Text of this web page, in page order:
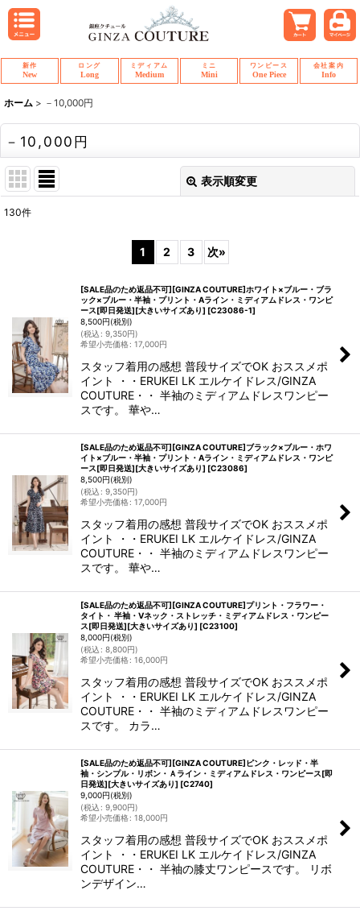
新作
New
ロング
Long
ミディアム
Medium
ミニ
Mini
ワンピース
One Piece
会社案内
Info
ホーム > －10,000円
－10,000円
表示順変更
絞り込む
130件
1 2 3 次»
[SALE品のため返品不可][GINZA COUTURE]ホワイト×ブルー・ブラ
ック×ブルー・半袖・プリント・Aライン・ミディアムドレス・ワンピ
ース[即日発送][大きいサイズあり] [C23086-1]
8,500円(税別)
(税込: 9,350円)
希望小売価格: 17,000円
スタッフ着用の感想 普段サイズでOK おススメポ
イント ・・ERUKEI LK エルケイドレス/GINZA
COUTURE・・ 半袖のミディアムドレスワンピー
スです。 華や…
[SALE品のため返品不可][GINZA COUTURE]ブラック×ブルー・ホワ
イト×ブルー・半袖・プリント・Aライン・ミディアムドレス・ワンピ
ース[即日発送][大きいサイズあり] [C23086]
8,500円(税別)
(税込: 9,350円)
希望小売価格: 17,000円
スタッフ着用の感想 普段サイズでOK おススメポ
イント ・・ERUKEI LK エルケイドレス/GINZA
COUTURE・・ 半袖のミディアムドレスワンピー
スです。 華や…
[SALE品のため返品不可][GINZA COUTURE]プリント・フラワー・
タイト・ 半袖・Vネック・ストレッチ・ミディアムドレス・ワンピー
ス[即日発送][大きいサイズあり] [C23100]
8,000円(税別)
(税込: 8,800円)
希望小売価格: 16,000円
スタッフ着用の感想 普段サイズでOK おススメポ
イント ・・ERUKEI LK エルケイドレス/GINZA
COUTURE・・ 半袖のミディアムドレスワンピー
スです。 カラ…
[SALE品のため返品不可][GINZA COUTURE]ピンク・レッド・半
袖・シンプル・リボン・Ａライン・ミディアムドレス・ワンピース[即
日発送][大きいサイズあり] [C2740]
9,000円(税別)
(税込: 9,900円)
希望小売価格: 18,000円
スタッフ着用の感想 普段サイズでOK おススメポ
イント ・・ERUKEI LK エルケイドレス/GINZA
COUTURE・・ 半袖の膝丈ワンピースです。 リボ
ンデザイン…